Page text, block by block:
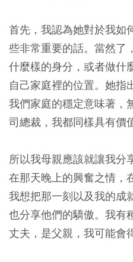
首先，我認為她對於我如
些非常重要的話。當然了
什麼樣的身分，或者做什
自己家庭裡的位置。她指
我們家庭的穩定意味著，
司總裁，我都同樣具有價
所以我母親應該就讓我分
在那天晚上的興奮之情，
我想把那一刻以及我的成
也分享他們的驕傲。我有
丈夫，是父親，我可能會